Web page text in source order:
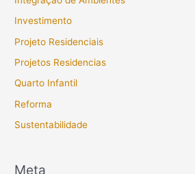
Investimento
Projeto Residenciais
Projetos Residencias
Quarto Infantil
Reforma
Sustentabilidade
Meta